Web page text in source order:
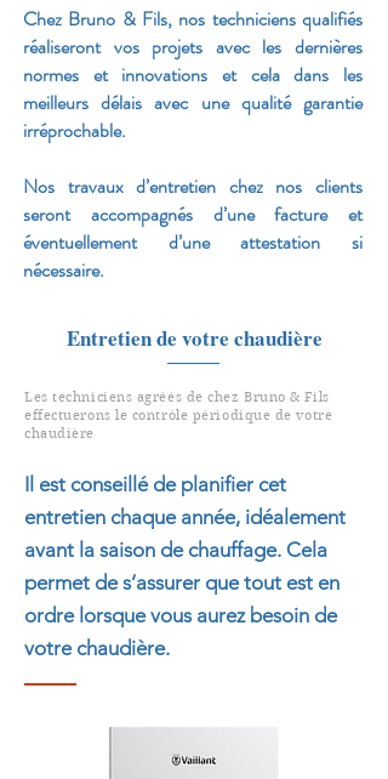
Chez Bruno & Fils, nos techniciens qualifiés
réaliseront vos projets avec les dernières
normes et innovations et cela dans les
meilleurs délais avec une qualité garantie
irréprochable.
Nos travaux d’entretien chez nos clients
seront accompagnés d’une facture et
éventuellement d’une attestation si
nécessaire.
Entretien de votre chaudière
Les techniciens agréés de chez Bruno & Fils
effectuerons le contrôle périodique de votre
chaudière
Il est conseillé de planifier cet
entretien chaque année, idéalement
avant la saison de chauffage. Cela
permet de s’assurer que tout est en
ordre lorsque vous aurez besoin de
votre chaudière.